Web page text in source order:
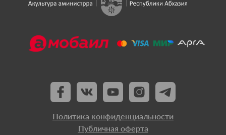
Политика конфиденциальности
Публичная оферта